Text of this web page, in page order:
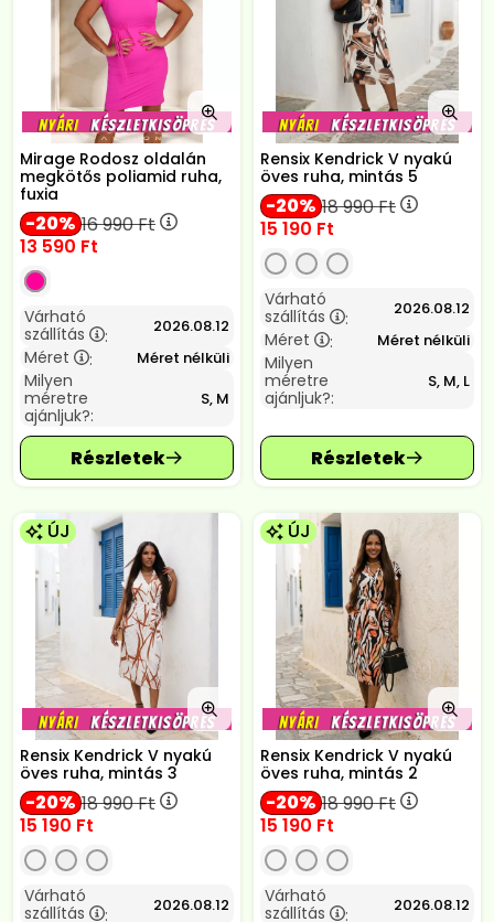
Mirage Rodosz oldalán
megkötős poliamid ruha,
fuxia
20 16 990Ft
13 590 Ft
Várható
szállítás
: 2026.08.12
Méret : Méret nélküli
Milyen
méretre
ajánljuk?:
S, M
Rensix Kendrick V nyakú
öves ruha, mintás 5
20 18 990Ft
15 190 Ft
Várható
szállítás
: 2026.08.12
Méret : Méret nélküli
Milyen
méretre
ajánljuk?:
S, M, L
ÚJ
Rensix Kendrick V nyakú
öves ruha, mintás 3
20 18 990Ft
15 190 Ft
Várható
szállítás
: 2026.08.12
ÚJ
Rensix Kendrick V nyakú
öves ruha, mintás 2
20 18 990Ft
15 190 Ft
Várható
szállítás
: 2026.08.12